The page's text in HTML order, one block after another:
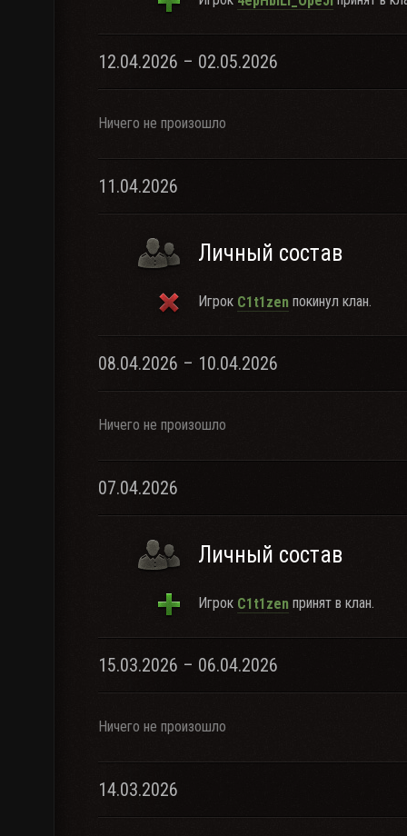
12.04.2026 – 02.05.2026
Ничего не произошло
11.04.2026
Личный состав
Игрок C1t1zen покинул клан.
08.04.2026 – 10.04.2026
Ничего не произошло
07.04.2026
Личный состав
Игрок C1t1zen принят в клан.
15.03.2026 – 06.04.2026
Ничего не произошло
14.03.2026